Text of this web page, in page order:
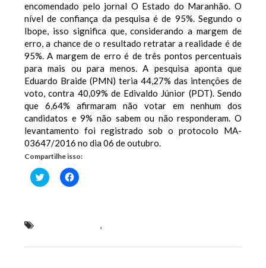
encomendado pelo jornal O Estado do Maranhão. O
nível de confiança da pesquisa é de 95%. Segundo o
Ibope, isso significa que, considerando a margem de
erro, a chance de o resultado retratar a realidade é de
95%. A margem de erro é de três pontos percentuais
para mais ou para menos. A pesquisa aponta que
Eduardo Braide (PMN) teria 44,27% das intenções de
voto, contra 40,09% de Edivaldo Júnior (PDT). Sendo
que 6,64% afirmaram não votar em nenhum dos
candidatos e 9% não sabem ou não responderam. O
levantamento foi registrado sob o protocolo MA-
03647/2016 no dia 06 de outubro.
Compartilhe isso:
Clique
para
Clique
para
,